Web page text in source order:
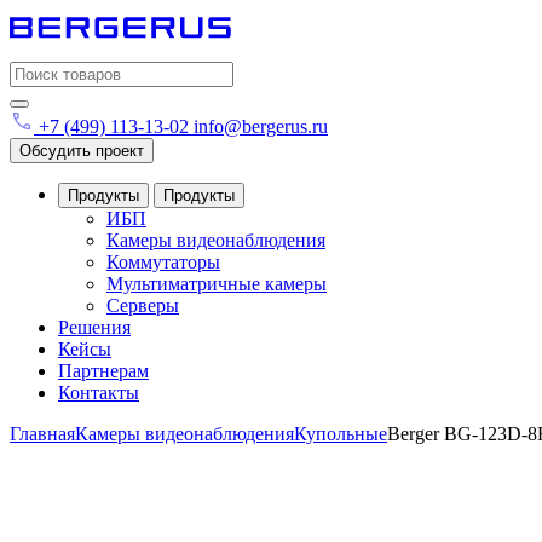
Search
for:
+7 (499) 113-13-02 info@bergerus.ru
Обсудить проект
Продукты Продукты
ИБП
Камеры видеонаблюдения
Коммутаторы
Мультиматричные камеры
Серверы
Решения
Кейсы
Партнерам
Контакты
ГлавнаяКамеры видеонаблюденияКупольныеBerger BG-123D-